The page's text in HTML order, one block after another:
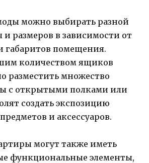
можно выбирать разной
размеров в зависимости от
габаритов помещения.
количеством ящиков
разместить множество
с открытыми полками или
создать экспозицию
и аксессуаров.
могут также иметь
функциональные элементы,